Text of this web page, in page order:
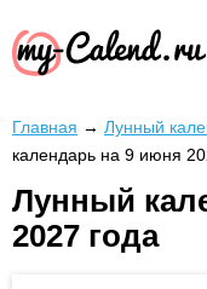
Главная → Лунный
календарь на 9 июня
Лунный
2027 года